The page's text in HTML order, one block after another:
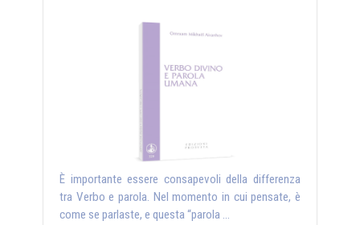
È importante essere consapevoli della differenza
tra Verbo e parola. Nel momento in cui pensate, è
come se parlaste, e questa “parola …